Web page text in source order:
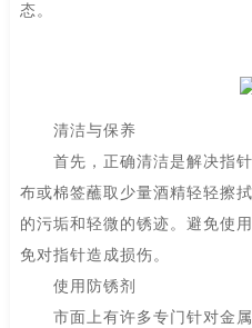
态。
清洁与保养
首先，正确清洁是解决指针
布或棉签蘸取少量酒精轻轻擦
的污垢和轻微的锈迹。避免使
免对指针造成损伤。
使用防锈剂
市面上有许多专门针对金属